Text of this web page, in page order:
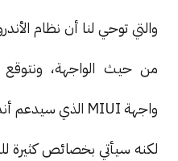
من حيث الواجهة،
واجهة MIUI الذي سيدعم أندرويد 13.
لكنه سيأتي بخصائص كثيرة